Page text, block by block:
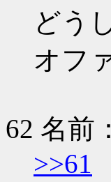
どう
オフ
62 名前：
>>61